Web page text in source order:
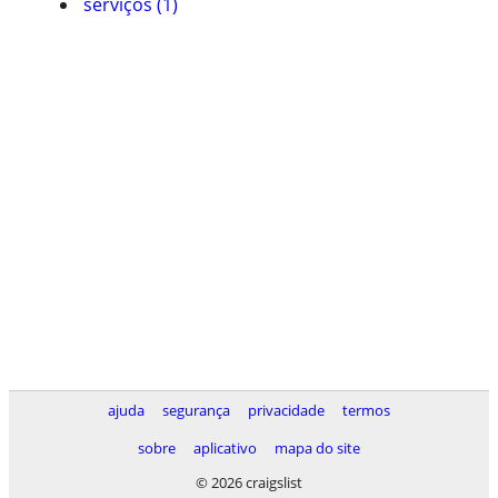
ajuda segurança privacidade
termos
sobre
aplicativo
mapa do site
© 2026 craigslist